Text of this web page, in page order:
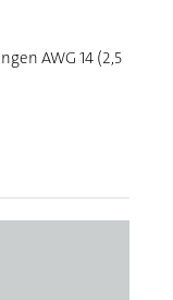
AWG 14 (2,5